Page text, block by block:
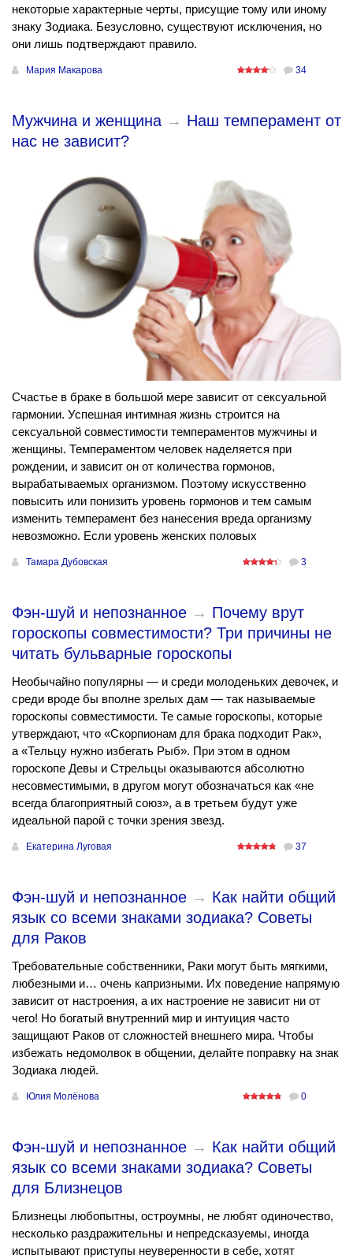
некоторые характерные черты, присущие тому или иному
знаку Зодиака. Безусловно, существуют исключения, но
они лишь подтверждают правило.
Мария Макарова 34
Мужчина и женщина → Наш темперамент от
нас не зависит?
Счастье в браке в большой мере зависит от сексуальной
гармонии. Успешная интимная жизнь строится на
сексуальной совместимости темпераментов мужчины и
женщины. Темпераментом человек наделяется при
рождении, и зависит он от количества гормонов,
вырабатываемых организмом. Поэтому искусственно
повысить или понизить уровень гормонов и тем самым
изменить темперамент без нанесения вреда организму
невозможно. Если уровень женских половых
Тамара Дубовская 3
Фэн-шуй и непознанное → Почему врут
гороскопы совместимости? Три причины не
читать бульварные гороскопы
Необычайно популярны — и среди молоденьких девочек, и
среди вроде бы вполне зрелых дам — так называемые
гороскопы совместимости. Те самые гороскопы, которые
утверждают, что «Скорпионам для брака подходит Рак»,
а «Тельцу нужно избегать Рыб». При этом в одном
гороскопе Девы и Стрельцы оказываются абсолютно
несовместимыми, в другом могут обозначаться как «не
всегда благоприятный союз», а в третьем будут уже
идеальной парой с точки зрения звезд.
Екатерина Луговая 37
Фэн-шуй и непознанное → Как найти общий
язык со всеми знаками зодиака? Советы
для Раков
Требовательные собственники, Раки могут быть мягкими,
любезными и… очень капризными. Их поведение напрямую
зависит от настроения, а их настроение не зависит ни от
чего! Но богатый внутренний мир и интуиция часто
защищают Раков от сложностей внешнего мира. Чтобы
избежать недомолвок в общении, делайте поправку на знак
Зодиака людей.
Юлия Молёнова 0
Фэн-шуй и непознанное → Как найти общий
язык со всеми знаками зодиака? Советы
для Близнецов
Близнецы любопытны, остроумны, не любят одиночество,
несколько раздражительны и непредсказуемы, иногда
испытывают приступы неуверенности в себе, хотят